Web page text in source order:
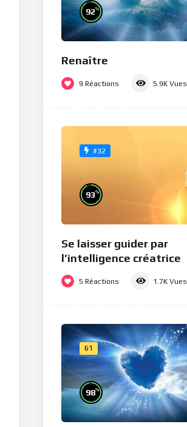
92%
Renaître
9 Réactions 5.9K Vues
#32
93%
Se laisser guider par
l’intelligence créatrice
5 Réactions 1.7K Vues
61
98%